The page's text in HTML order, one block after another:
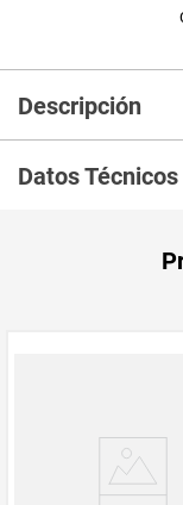
Descripción
Datos Técnicos
Producto (kg)